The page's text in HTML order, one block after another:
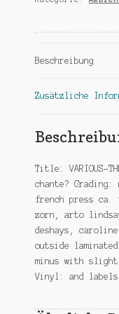
ca
chante
Beschreibung
Zusätzliche
Title: VARIOUS-
chante? Grading:
french press
zorn, arto
deshays,
outside
minus with
Vinyl: and labels